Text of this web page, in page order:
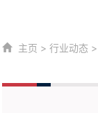
主页 > 行业动态 >